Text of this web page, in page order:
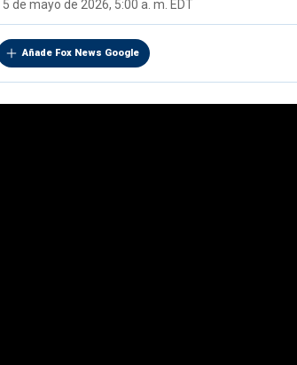
5 de mayo de 2026, 5:00 a. m. EDT
Añade Fox News Google